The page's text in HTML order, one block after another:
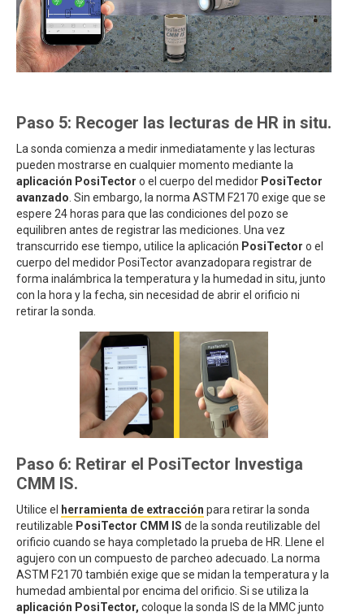
Paso 5: Recoger las lecturas de HR in situ.
La sonda comienza a medir inmediatamente y las lecturas
pueden mostrarse en cualquier momento mediante la
aplicación PosiTector o el cuerpo del medidor PosiTector
avanzado. Sin embargo, la norma ASTM F2170 exige que se
espere 24 horas para que las condiciones del pozo se
equilibren antes de registrar las mediciones. Una vez
transcurrido ese tiempo, utilice la aplicación PosiTector o el
cuerpo del medidor PosiTector avanzadopara registrar de
forma inalámbrica la temperatura y la humedad in situ, junto
con la hora y la fecha, sin necesidad de abrir el orificio ni
retirar la sonda.
Paso 6: Retirar el PosiTector Investiga
CMM IS.
Utilice el herramienta de extracción para retirar la sonda
reutilizable PosiTector CMM IS de la sonda reutilizable del
orificio cuando se haya completado la prueba de HR. Llene el
agujero con un compuesto de parcheo adecuado. La norma
ASTM F2170 también exige que se midan la temperatura y la
humedad ambiental por encima del orificio. Si se utiliza la
aplicación PosiTector, coloque la sonda IS de la MMC junto